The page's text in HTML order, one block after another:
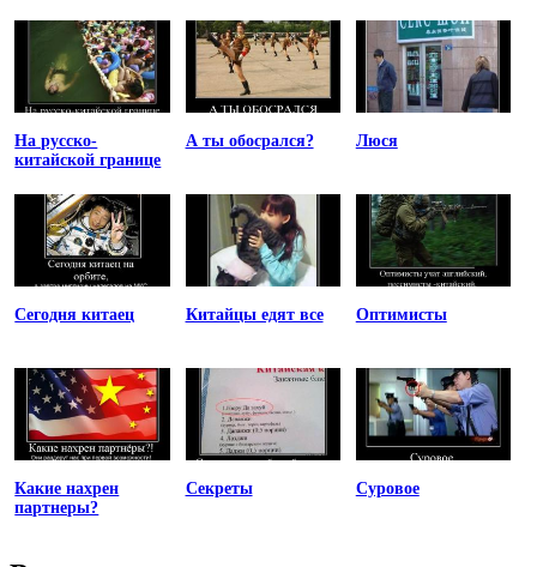
На русско-
китайской границе
А ты обосрался? Люся
Сегодня китаец Китайцы едят все Оптимисты
Какие нахрен
партнеры?
Секреты Суровое